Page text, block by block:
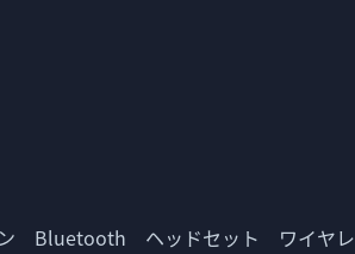
Bluetooth ヘッドセット ワイヤレ